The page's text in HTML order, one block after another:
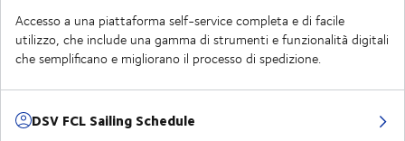
Accesso a una piattaforma self-service completa e di facile
utilizzo, che include una gamma di strumenti e funzionalità digitali
che semplificano e migliorano il processo di spedizione.
DSV FCL Sailing Schedule